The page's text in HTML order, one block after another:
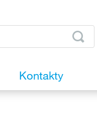
Kontakty